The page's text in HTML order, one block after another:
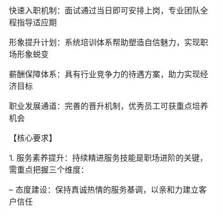
快速入职机制：面试通过当日即可安排上岗，专业团队全
程指导适应期
形象提升计划：系统培训体系帮助塑造自信魅力，实现职
场形象蜕变
薪酬保障体系：具有行业竞争力的待遇方案，助力实现经
济目标
职业发展通道：完善的晋升机制，优秀员工可获重点培养
机会
【核心要求】
1. 服务素养提升：持续精进服务技能是职场进阶的关键，
需重点把握三个维度：
– 态度建设：保持真诚热情的服务基调，以亲和力建立客
户信任